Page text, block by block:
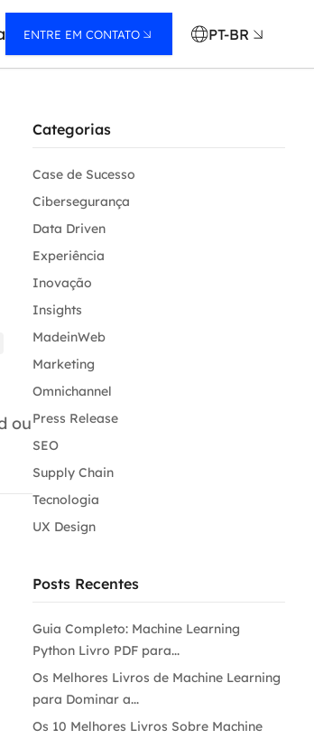
ENTRE EM CONTATO PT-BR
ou
Categorias
Case de Sucesso
Cibersegurança
Data Driven
Experiência
Inovação
Insights
MadeinWeb
Marketing
Omnichannel
Press Release
SEO
Supply Chain
Tecnologia
UX Design
Posts Recentes
Guia Completo: Machine Learning
Python Livro PDF para...
Os Melhores Livros de Machine Learning
para Dominar a...
Os 10 Melhores Livros Sobre Machine